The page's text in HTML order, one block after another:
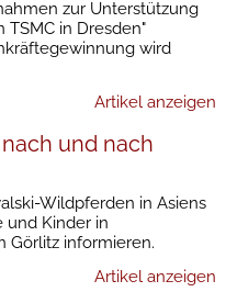
zur Unterstützung
in Dresden"
wird
Artikel anzeigen
und nach
Wildpferden in Asiens
und Kinder in
Görlitz informieren.
Artikel anzeigen